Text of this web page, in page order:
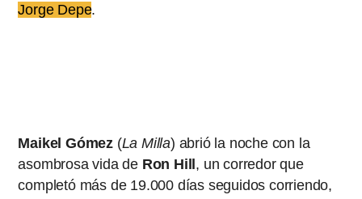
Jorge Depe.
Maikel Gómez (La Milla) abrió la noche con la
asombrosa vida de Ron Hill , un corredor que
completó más de 19.000 días seguidos corriendo,